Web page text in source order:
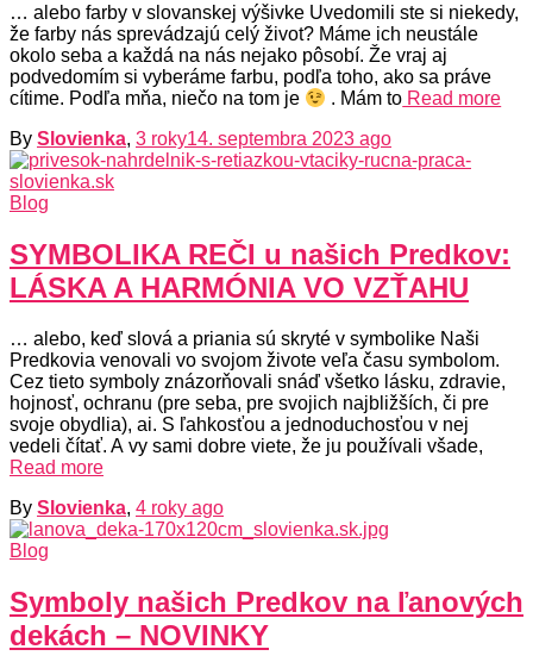
… alebo farby v slovanskej výšivke Uvedomili ste si niekedy,
že farby nás sprevádzajú celý život? Máme ich neustále
okolo seba a každá na nás nejako pôsobí. Že vraj aj
podvedomím si vyberáme farbu, podľa toho, ako sa práve
cítime. Podľa mňa, niečo na tom je
. Mám to Read more
By Slovienka, 3 roky14. septembra 2023 ago
Blog
SYMBOLIKA REČI u našich Predkov:
LÁSKA A HARMÓNIA VO VZŤAHU
… alebo, keď slová a priania sú skryté v symbolike Naši
Predkovia venovali vo svojom živote veľa času symbolom.
Cez tieto symboly znázorňovali snáď všetko lásku, zdravie,
hojnosť, ochranu (pre seba, pre svojich najbližších, či pre
svoje obydlia), ai. S ľahkosťou a jednoduchosťou v nej
vedeli čítať. A vy sami dobre viete, že ju používali všade,
Read more
By Slovienka, 4 roky ago
Blog
Symboly našich Predkov na ľanových
dekách – NOVINKY